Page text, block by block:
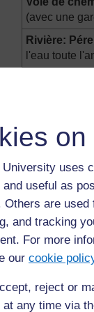
University uses
useful as
Others are
and tracking
For more
our cookie
reject or
any time via
(avec une
Rivière:
l'eau toute
Lac:
Lac: Non
Lac: Sec
Canal
Ligne
(lignes
uniquement)